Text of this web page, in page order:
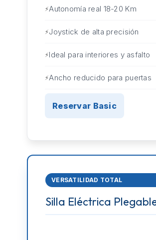
Autonomía real 18-20 Km
Joystick de alta precisión
Ideal para interiores y asfalto
Ancho reducido para puertas
Reservar Basic
VERSATILIDAD TOTAL
Silla Eléctrica